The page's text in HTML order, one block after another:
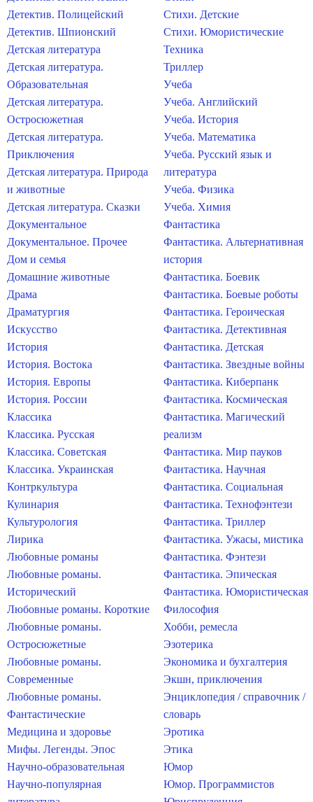
Детектив. Полицейский
Детектив. Шпионский
Детская литература
Детская литература.
Образовательная
Детская литература.
Остросюжетная
Детская литература.
Приключения
Детская литература. Природа
и животные
Детская литература. Сказки
Документальное
Документальное. Прочее
Дом и семья
Домашние животные
Драма
Драматургия
Искусство
История
История. Востока
История. Европы
История. России
Классика
Классика. Русская
Классика. Советская
Классика. Украинская
Контркультура
Кулинария
Культурология
Лирика
Любовные романы
Любовные романы.
Исторический
Любовные романы. Короткие
Любовные романы.
Остросюжетные
Любовные романы.
Современные
Любовные романы.
Фантастические
Медицина и здоровье
Мифы. Легенды. Эпос
Научно-образовательная
Научно-популярная
Стихи. Детские
Стихи. Юмористические
Техника
Триллер
Учеба
Учеба. Английский
Учеба. История
Учеба. Математика
Учеба. Русский язык и
литература
Учеба. Физика
Учеба. Химия
Фантастика
Фантастика. Альтернативная
история
Фантастика. Боевик
Фантастика. Боевые роботы
Фантастика. Героическая
Фантастика. Детективная
Фантастика. Детская
Фантастика. Звездные войны
Фантастика. Киберпанк
Фантастика. Космическая
Фантастика. Магический
реализм
Фантастика. Мир пауков
Фантастика. Научная
Фантастика. Социальная
Фантастика. Технофэнтези
Фантастика. Триллер
Фантастика. Ужасы, мистика
Фантастика. Фэнтези
Фантастика. Эпическая
Фантастика. Юмористическая
Философия
Хобби, ремесла
Эзотерика
Экономика и бухгалтерия
Экшн, приключения
Энциклопедия / справочник /
словарь
Эротика
Этика
Юмор
Юмор. Программистов